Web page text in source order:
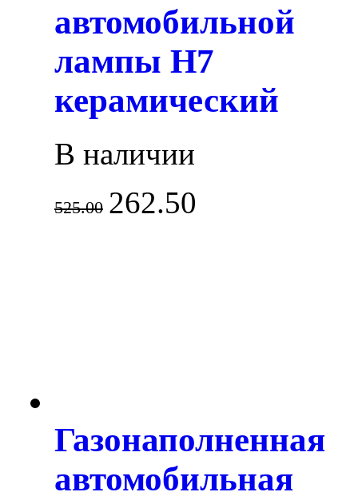
автомобильной
лампы H7
керамический
В наличии
525.00 262.50
Газонаполненная
автомобильная